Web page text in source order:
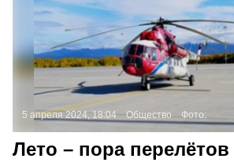
5 апреля 2024, 18:04 Общество Фото:
Лето – пора перелётов